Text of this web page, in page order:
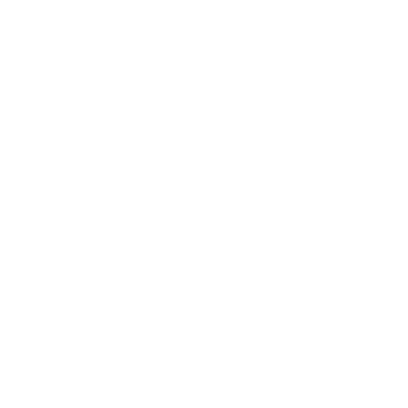
Antiveneno y Rey de Negro. Ahora, Eddie Brock